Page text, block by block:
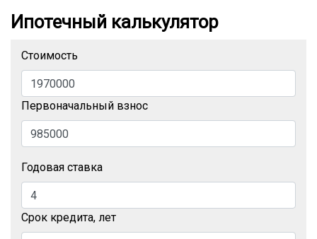
Ипотечный калькулятор
Стоимость
Первоначальный взнос
Годовая ставка
Срок кредита, лет